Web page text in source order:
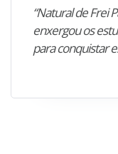
“Natural de Frei
enxergou os
para conquistar